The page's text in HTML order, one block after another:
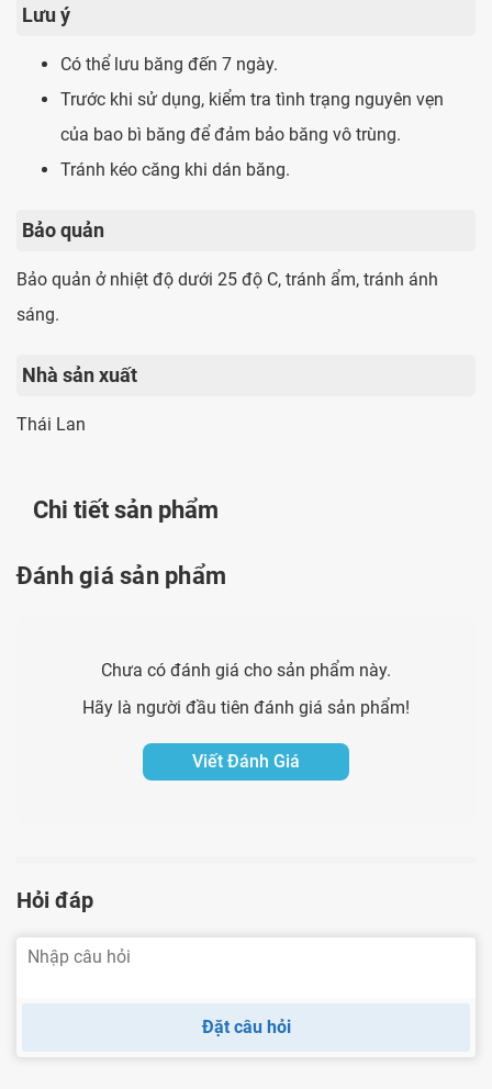
Lưu ý
Có thể lưu băng đến 7 ngày.
Trước khi sử dụng, kiểm tra tình trạng nguyên vẹn
của bao bì băng để đảm bảo băng vô trùng.
Tránh kéo căng khi dán băng.
Bảo quản
Bảo quản ở nhiệt độ dưới 25 độ C, tránh ẩm, tránh ánh
sáng.
Nhà sản xuất
Thái Lan
Chi tiết sản phẩm
Đánh giá sản phẩm
Chưa có đánh giá cho sản phẩm này.
Hãy là người đầu tiên đánh giá sản phẩm!
Viết Đánh Giá
Hỏi đáp
Đặt câu hỏi